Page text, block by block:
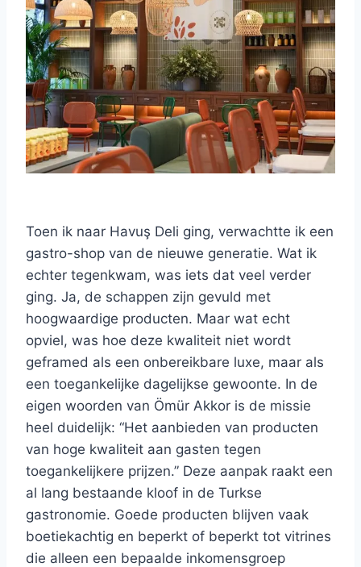
Toen ik naar Havuş Deli ging, verwachtte ik een
gastro-shop van de nieuwe generatie. Wat ik
echter tegenkwam, was iets dat veel verder
ging. Ja, de schappen zijn gevuld met
hoogwaardige producten. Maar wat echt
opviel, was hoe deze kwaliteit niet wordt
geframed als een onbereikbare luxe, maar als
een toegankelijke dagelijkse gewoonte. In de
eigen woorden van Ömür Akkor is de missie
heel duidelijk: “Het aanbieden van producten
van hoge kwaliteit aan gasten tegen
toegankelijkere prijzen.” Deze aanpak raakt een
al lang bestaande kloof in de Turkse
gastronomie. Goede producten blijven vaak
boetiekachtig en beperkt of beperkt tot vitrines
die alleen een bepaalde inkomensgroep